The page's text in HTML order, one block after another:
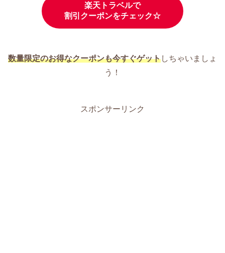
楽天トラベルで
割引クーポンをチェック☆
数量限定のお得なクーポンも今すぐゲットしちゃいましょ
う！
スポンサーリンク